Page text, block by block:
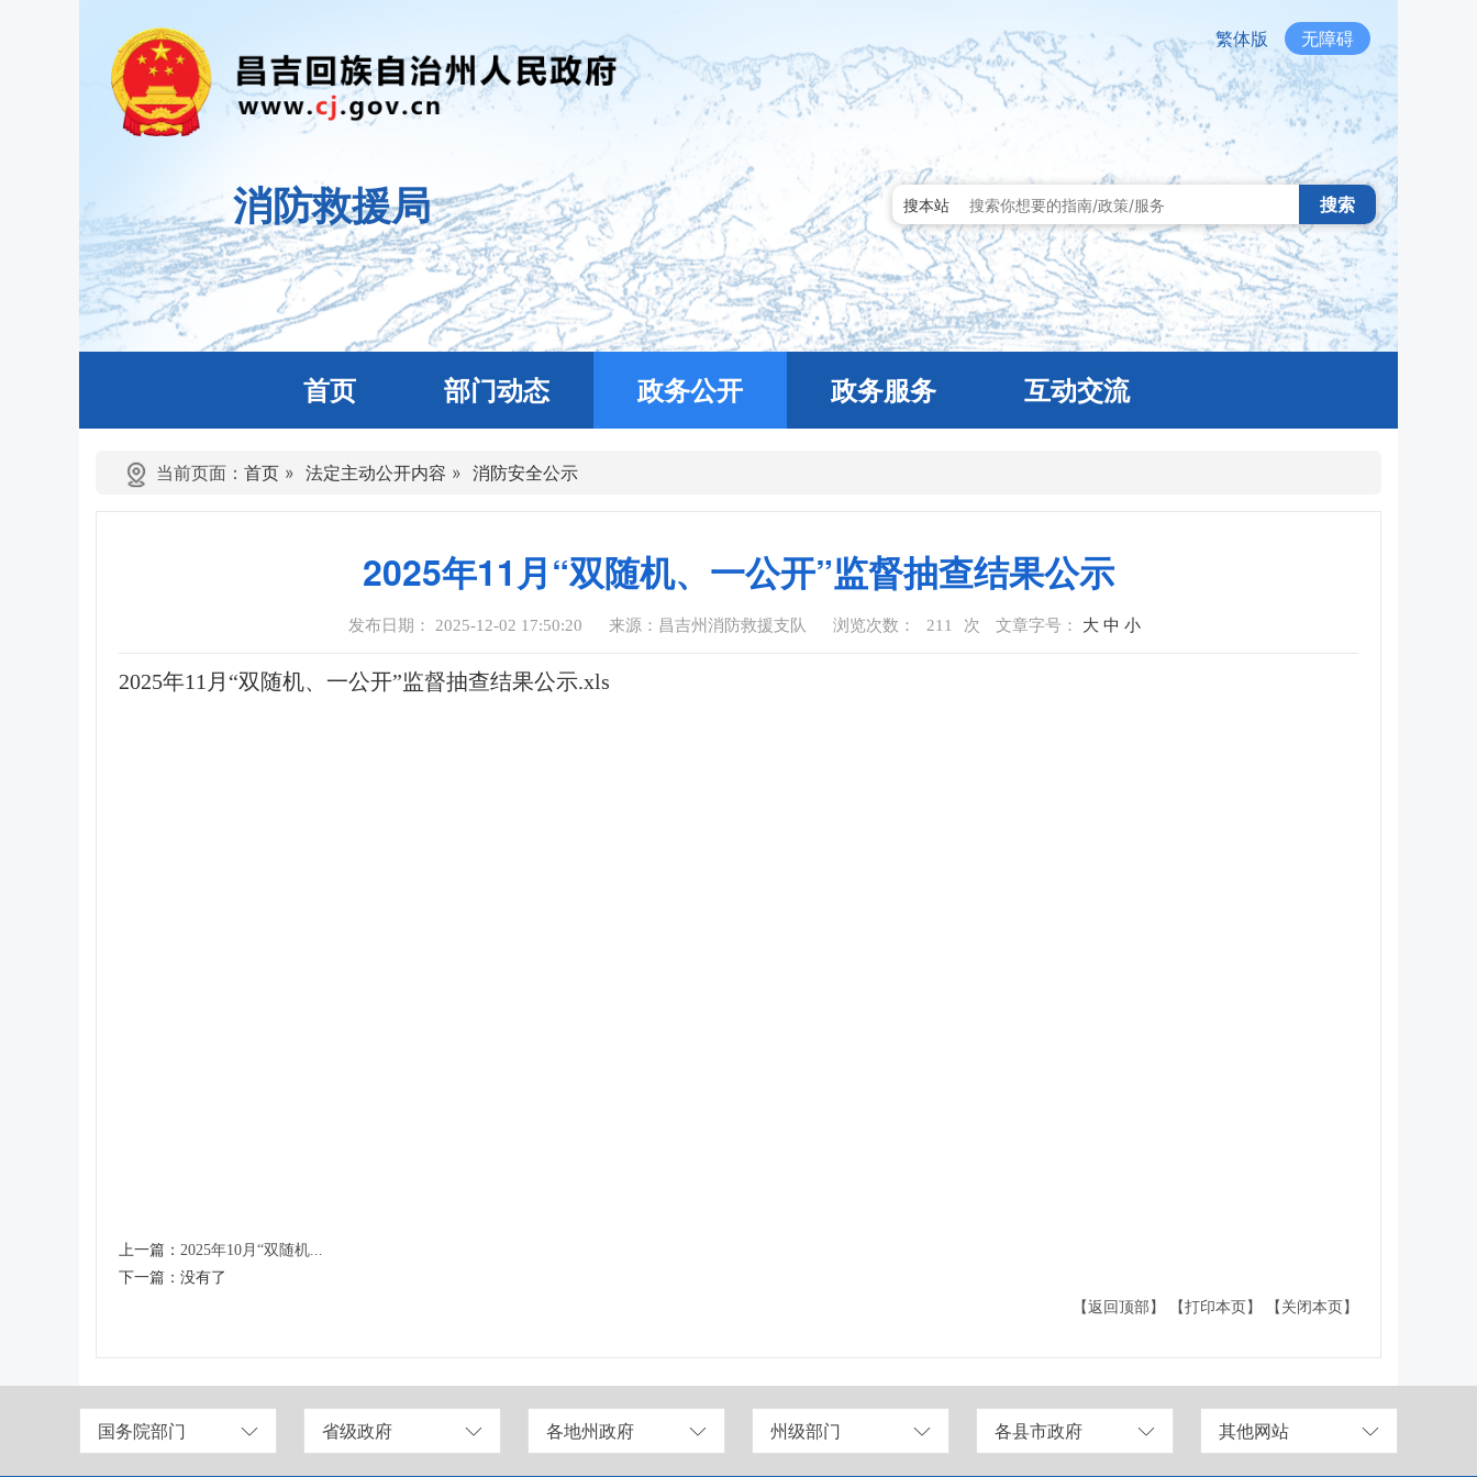
繁体版 无障碍
消防救援局 搜本站 搜索
首页 部门动态 政务公开 政务服务 互动交流
当前页面： 首页 » 法定主动公开内容 » 消防安全公示
2025年11月“双随机、一公开”监督抽查结果公示
发布日期： 2025-12-02 17:50:20 来源：昌吉州消防救援支队 浏览次数： 211 次 文章字号： 大 中 小
2025年11月“双随机、一公开”监督抽查结果公示.xls
上一篇： 2025年10月“双随机...
下一篇： 没有了
【返回顶部】
【打印本页】 【关闭本页】
国务院部门 省级政府 各地州政府 州级部门 各县市政府 其他网站